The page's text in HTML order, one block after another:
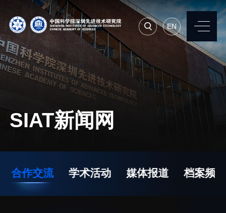
EN
常用系统 人才招聘 联系我们
机构简介
院长寄语
现任领导
先进集成技术研究所
生物医学与健康工程研
SIAT新闻网
合作交流 学术活动 媒体报道 档案频道